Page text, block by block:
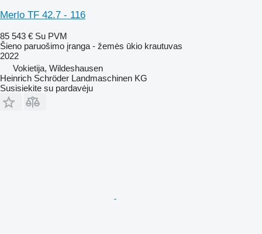
Merlo TF 42.7 - 116
85 543 € Su PVM
Šieno paruošimo įranga - žemės ūkio krautuvas
2022
Vokietija, Wildeshausen
Heinrich Schröder Landmaschinen KG
Susisiekite su pardavėju